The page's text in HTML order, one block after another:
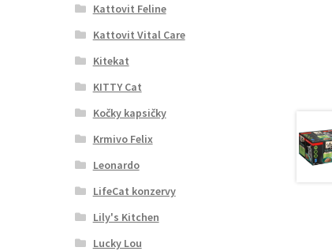
Kattovit Feline
Kattovit Vital Care
Kitekat
KITTY Cat
Kočky kapsičky
Krmivo Felix
Leonardo
LifeCat konzervy
Lily's Kitchen
Lucky Lou